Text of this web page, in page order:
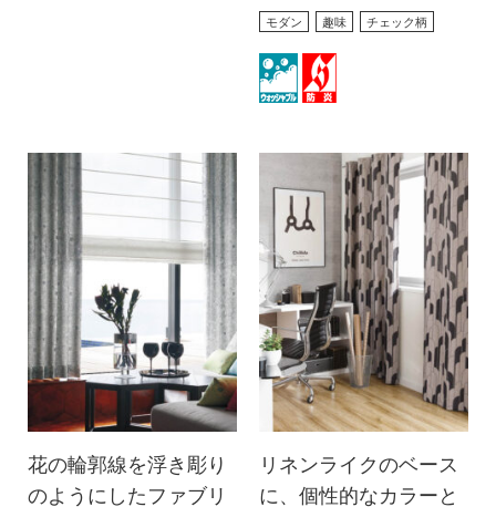
モダン 趣味 チェック柄
花の輪郭線を浮き彫り
のようにしたファブリ
リネンライクのベース
に、個性的なカラーと